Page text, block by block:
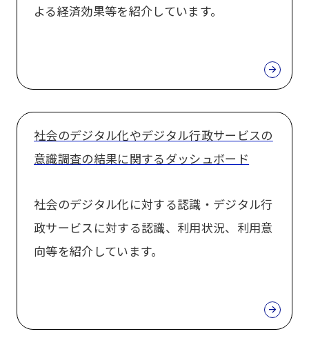
よる経済効果等を紹介しています。
社会のデジタル化やデジタル行政サービスの
意識調査の結果に関するダッシュボード
社会のデジタル化に対する認識・デジタル行
政サービスに対する認識、利用状況、利用意
向等を紹介しています。